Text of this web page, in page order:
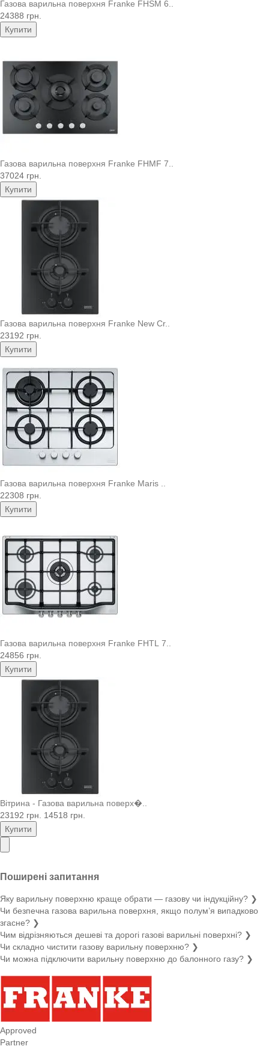
Газова варильна поверхня Franke FHSM 6..
24388 грн.
Купити
Газова варильна поверхня Franke FHMF 7..
37024 грн.
Купити
Газова варильна поверхня Franke New Cr..
23192 грн.
Купити
Газова варильна поверхня Franke Maris ..
22308 грн.
Купити
Газова варильна поверхня Franke FHTL 7..
24856 грн.
Купити
Вітрина - Газова варильна поверх�..
23192 грн. 14518 грн.
Купити
Поширені запитання
Яку варильну поверхню краще обрати — газову чи індукційну? ❯
Чи безпечна газова варильна поверхня, якщо полум’я випадково
згасне? ❯
Чим відрізняються дешеві та дорогі газові варильні поверхні? ❯
Чи складно чистити газову варильну поверхню? ❯
Чи можна підключити варильну поверхню до балонного газу? ❯
Approved
Partner